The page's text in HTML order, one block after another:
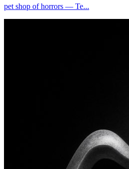
pet shop of horrors — Te...